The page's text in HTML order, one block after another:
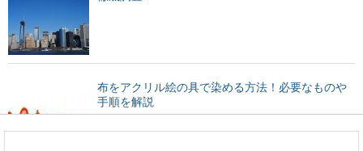
布をアクリル絵の具で染める方法！必要なものや
手順を解説